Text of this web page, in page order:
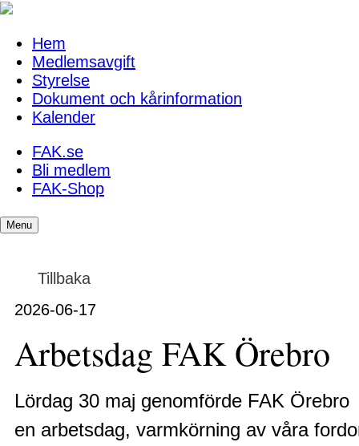
Hem
Medlemsavgift
Styrelse
Dokument och kårinformation
Kalender
FAK.se
Bli medlem
FAK-Shop
Menu
Tillbaka
2026-06-17
Arbetsdag FAK Örebro
Lördag 30 maj genomförde FAK Örebro
en arbetsdag, varmkörning av våra